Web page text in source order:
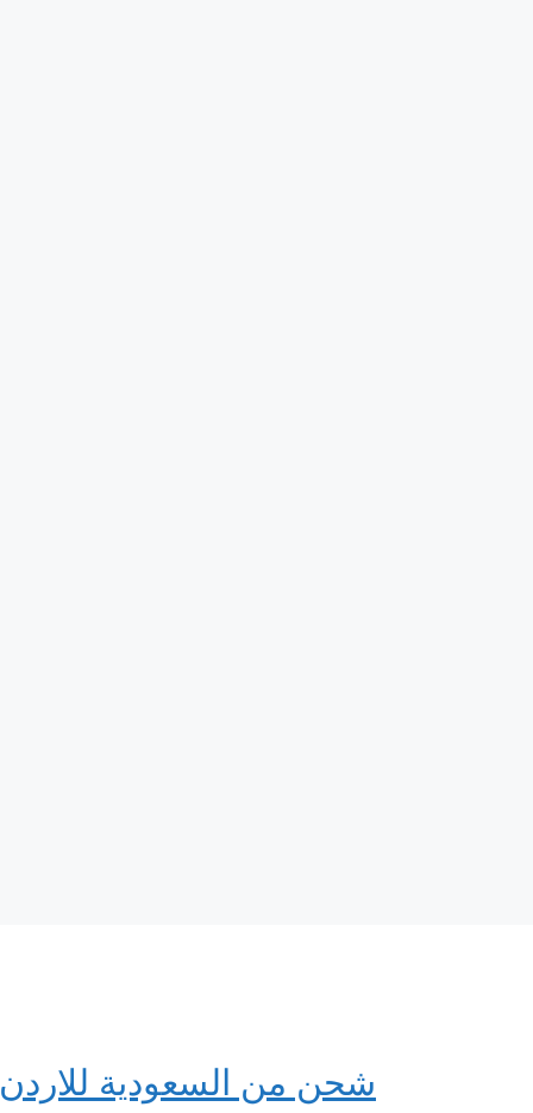
شحن من السعودية للاردن